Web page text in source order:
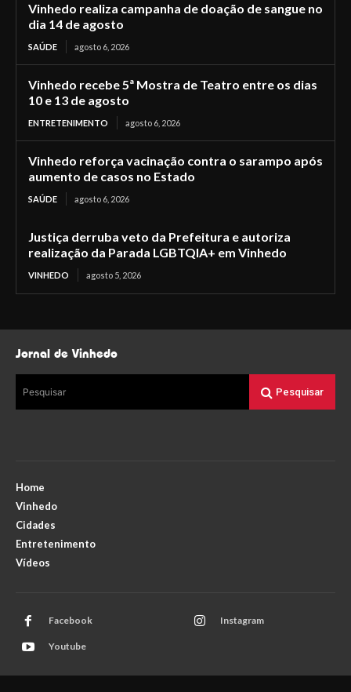
Vinhedo realiza campanha de doação de sangue no
dia 14 de agosto
SAÚDE agosto 6, 2026
Vinhedo recebe 5ª Mostra de Teatro entre os dias
10 e 13 de agosto
ENTRETENIMENTO agosto 6, 2026
Vinhedo reforça vacinação contra o sarampo após
aumento de casos no Estado
SAÚDE agosto 6, 2026
Justiça derruba veto da Prefeitura e autoriza
realização da Parada LGBTQIA+ em Vinhedo
VINHEDO agosto 5, 2026
Jornal de Vinhedo
Pesquisar Pesquisar
Home
Vinhedo
Cidades
Entretenimento
Vídeos
Facebook Instagram
Youtube